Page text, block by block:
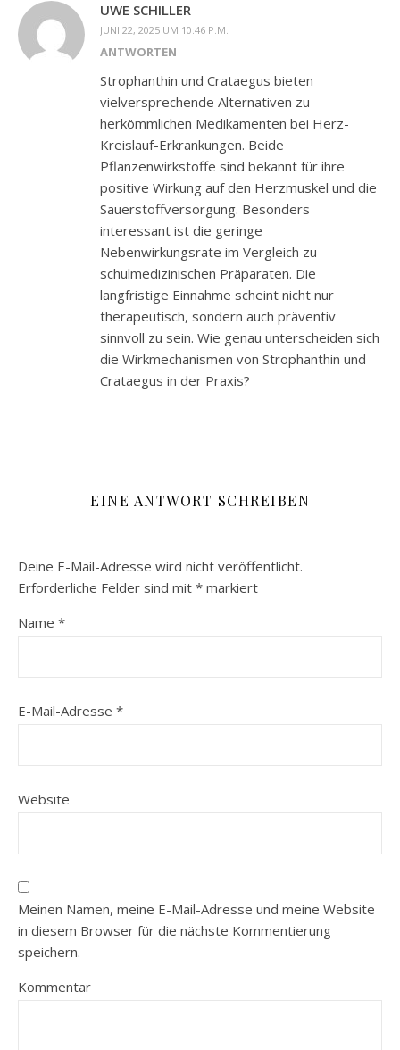
UWE SCHILLER
JUNI 22, 2025 UM 10:46 P.M.
ANTWORTEN
Strophanthin und Crataegus bieten
vielversprechende Alternativen zu
herkömmlichen Medikamenten bei Herz-
Kreislauf-Erkrankungen. Beide
Pflanzenwirkstoffe sind bekannt für ihre
positive Wirkung auf den Herzmuskel und die
Sauerstoffversorgung. Besonders
interessant ist die geringe
Nebenwirkungsrate im Vergleich zu
schulmedizinischen Präparaten. Die
langfristige Einnahme scheint nicht nur
therapeutisch, sondern auch präventiv
sinnvoll zu sein. Wie genau unterscheiden sich
die Wirkmechanismen von Strophanthin und
Crataegus in der Praxis?
EINE ANTWORT SCHREIBEN
Deine E-Mail-Adresse wird nicht veröffentlicht.
Erforderliche Felder sind mit * markiert
Name *
E-Mail-Adresse *
Website
Meinen Namen, meine E-Mail-Adresse und meine Website
in diesem Browser für die nächste Kommentierung
speichern.
Kommentar